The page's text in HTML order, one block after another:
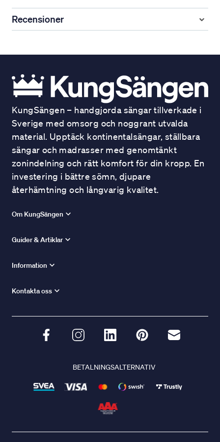
Recensioner
KungSängen – handgjorda sängar tillverkade i
Sverige med omsorg och noggrant utvalda
material. Upptäck kontinentalsängar, ställbara
sängar och madrasser med genomtänkt
zonindelning och rätt komfort för din kropp. En
investering i bättre sömn, djupare
återhämtning och långvarig kvalitet.
Om KungSängen
Guider & Artiklar
Information
Kontakta oss
BETALNINGSALTERNATIV